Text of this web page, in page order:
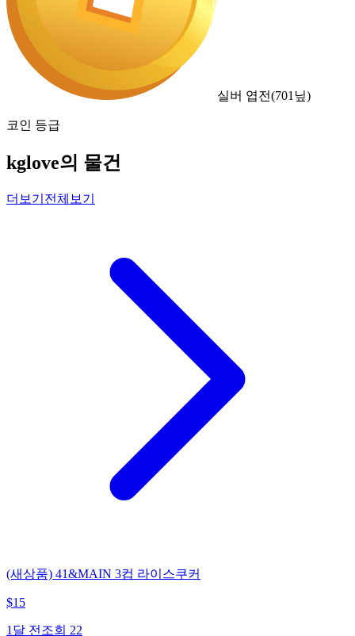
실버 엽전(701 닢)
코인 등급
kglove의 물건
더보기 전체보기
(새상품) 41&MAIN 3컵 라이스쿠커
$15
1달 전 조회 22